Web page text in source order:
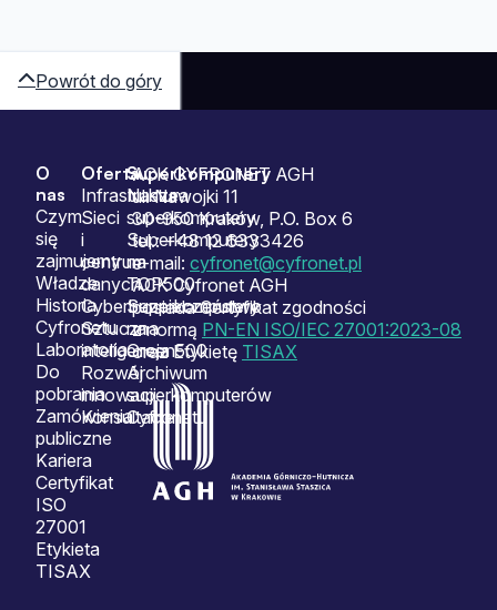
Powrót do góry
Sitemap
O
nas
Czym
się
zajmujemy
Władze
Historia
Cyfronetu
Laboratoria
Do
pobrania
Zamówienia
publiczne
Kariera
Certyfikat
ISO
27001
Etykieta
TISAX
Oferta
Infrastruktura
Sieci
i
centrum
danych
Cyberbezpieczeństwo
Sztuczna
inteligencja
Rozwój
innowacji
Konsultacje
Superkomputery
Nasze
superkomputery
Superkomputery
na
TOP500
Superkomputery
na
Green500
Archiwum
superkomputerów
Cyfronetu
ACK CYFRONET AGH
ul. Nawojki 11
30-950 Kraków, P.O. Box 6
tel.: +48 12 6333426
e-mail: cyfronet@cyfronet.pl
ACK Cyfronet AGH
posiada Certyfikat zgodności
z normą PN-EN ISO/IEC 27001:2023-08
oraz Etykietę TISAX